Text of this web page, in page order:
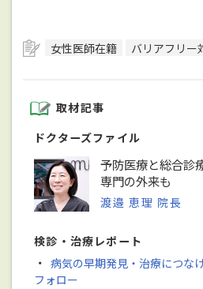
女性医師在籍 バリアフリー
取材記事
ドクターズファイル
予防医療と総合診
専門の外来も
渡邉 恵理 院長
検診・治療レポート
・ 病気の早期発見・治療につな
フォロー